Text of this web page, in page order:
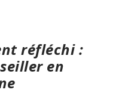
réfléchi :
en